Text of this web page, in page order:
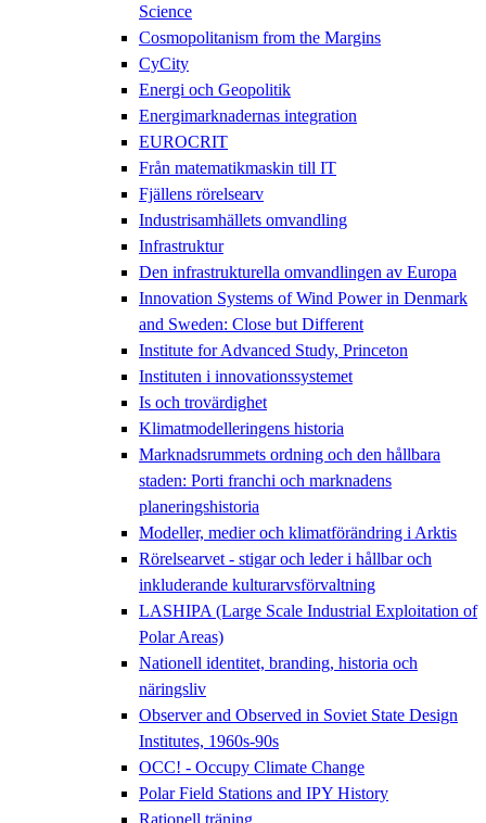
Science
Cosmopolitanism from the Margins
CyCity
Energi och Geopolitik
Energimarknadernas integration
EUROCRIT
Från matematikmaskin till IT
Fjällens rörelsearv
Industrisamhällets omvandling
Infrastruktur
Den infrastrukturella omvandlingen av Europa
Innovation Systems of Wind Power in Denmark
and Sweden: Close but Different
Institute for Advanced Study, Princeton
Instituten i innovationssystemet
Is och trovärdighet
Klimatmodelleringens historia
Marknadsrummets ordning och den hållbara
staden: Porti franchi och marknadens
planeringshistoria
Modeller, medier och klimatförändring i Arktis
Rörelsearvet - stigar och leder i hållbar och
inkluderande kulturarvsförvaltning
LASHIPA (Large Scale Industrial Exploitation of
Polar Areas)
Nationell identitet, branding, historia och
näringsliv
Observer and Observed in Soviet State Design
Institutes, 1960s-90s
OCC! - Occupy Climate Change
Polar Field Stations and IPY History
Rationell träning